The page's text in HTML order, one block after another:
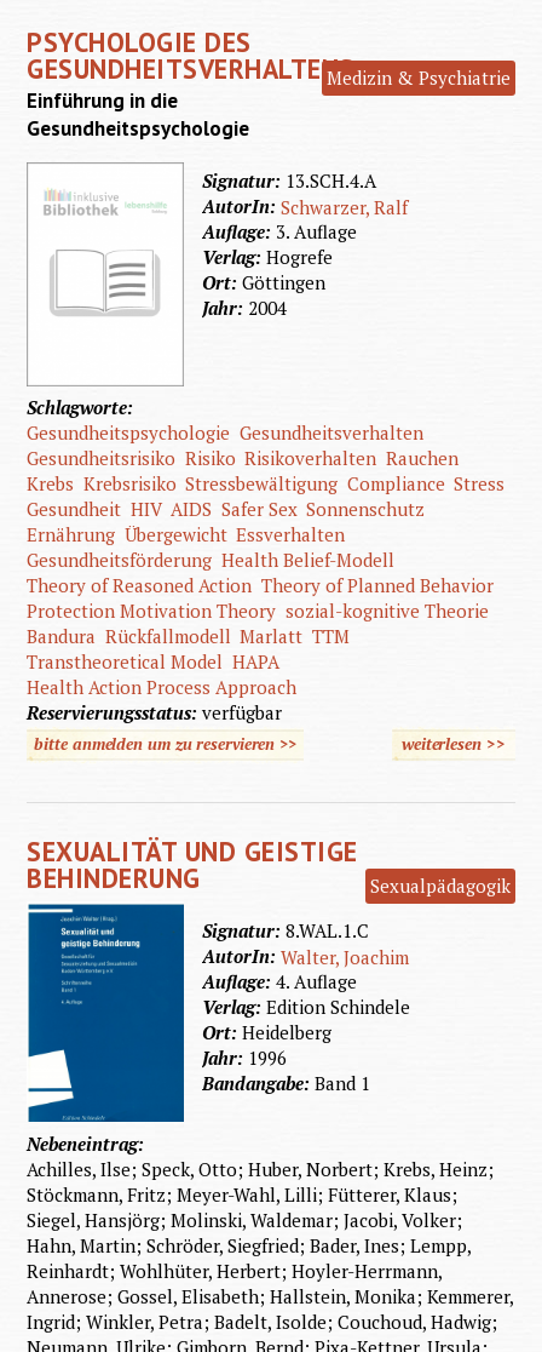
PSYCHOLOGIE DES
GESUNDHEITSVERHALTENSMedizin & Psychiatrie
Einführung in die
Gesundheitspsychologie
Signatur: 13.SCH.4.A
AutorIn:Schwarzer, Ralf
Auflage: 3. Auflage
Verlag:Hogrefe
Ort:Göttingen
Jahr: 2004
Schlagworte:
Gesundheitspsychologie Gesundheitsverhalten
Gesundheitsrisiko Risiko Risikoverhalten Rauchen
Krebs Krebsrisiko Stressbewältigung Compliance Stress
Gesundheit HIV AIDS Safer Sex Sonnenschutz
Ernährung Übergewicht Essverhalten
Gesundheitsförderung Health Belief-Modell
Theory of Reasoned Action Theory of Planned Behavior
Protection Motivation Theory sozial-kognitive Theorie
Bandura Rückfallmodell Marlatt TTM
Transtheoretical Model HAPA
Health Action Process Approach
Reservierungsstatus:verfügbar
bitte anmelden um zu reservieren >> weiterlesen über
>>
SEXUALITÄT UND GEISTIGE
BEHINDERUNG
Sexualpädagogik
Signatur:8.WAL.1.C
AutorIn:Walter, Joachim
Auflage:4. Auflage
Verlag:Edition Schindele
Ort:Heidelberg
Jahr: 1996
Bandangabe:Band 1
Nebeneintrag:
Achilles, Ilse; Speck, Otto; Huber, Norbert; Krebs, Heinz;
Stöckmann, Fritz; Meyer-Wahl, Lilli; Fütterer, Klaus;
Siegel, Hansjörg; Molinski, Waldemar; Jacobi, Volker;
Hahn, Martin; Schröder, Siegfried; Bader, Ines; Lempp,
Reinhardt; Wohlhüter, Herbert; Hoyler-Herrmann,
Annerose; Gossel, Elisabeth; Hallstein, Monika; Kemmerer,
Ingrid; Winkler, Petra; Badelt, Isolde; Couchoud, Hadwig;
Neumann, Ulrike; Gimborn, Bernd; Pixa-Kettner, Ursula;